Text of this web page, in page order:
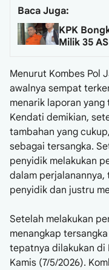
Baca Juga:
KPK
Milik 35
Menurut Kombes Pol
awalnya sempat
menarik laporan
Kendati demikian,
tambahan yang
sebagai tersangka.
penyidik melakukan
dalam perjalanannya,
penyidik dan justru
Setelah melakukan
menangkap
tepatnya dilakukan di
Kamis (7/5/2026).